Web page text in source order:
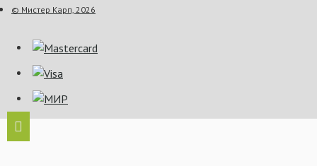
© Мистер Карп, 2026